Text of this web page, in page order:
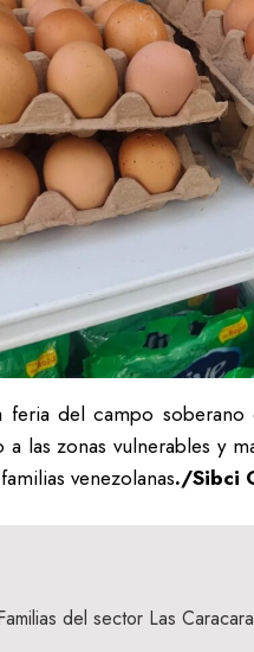
feria del campo
las zonas vulnerables y
venezolanas./Sibci
del sector Las